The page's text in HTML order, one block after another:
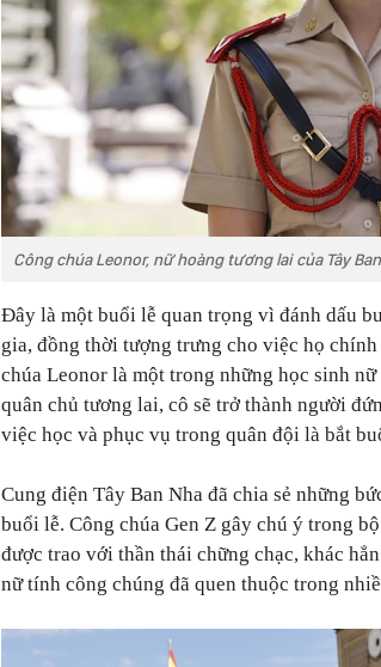
Công chúa Leonor, nữ hoàng tương lai của Tây
Đây là một buổi lễ quan trọng vì đánh dấu
gia, đồng thời tượng trưng cho việc họ
chúa Leonor là một trong những học sinh
quân chủ tương lai, cô sẽ trở thành người
việc học và phục vụ trong quân đội là bắt
Cung điện Tây Ban Nha đã chia sẻ những
buổi lễ. Công chúa Gen Z gây chú ý trong
được trao với thần thái chững chạc, khác
nữ tính công chúng đã quen thuộc trong